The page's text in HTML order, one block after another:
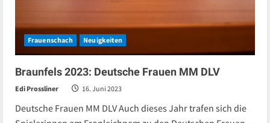
Frauenschach Neuigkeiten
Braunfels 2023: Deutsche Frauen MM DLV
Edi Prossliner 16. Juni 2023
Deutsche Frauen MM DLV Auch dieses Jahr trafen sich die